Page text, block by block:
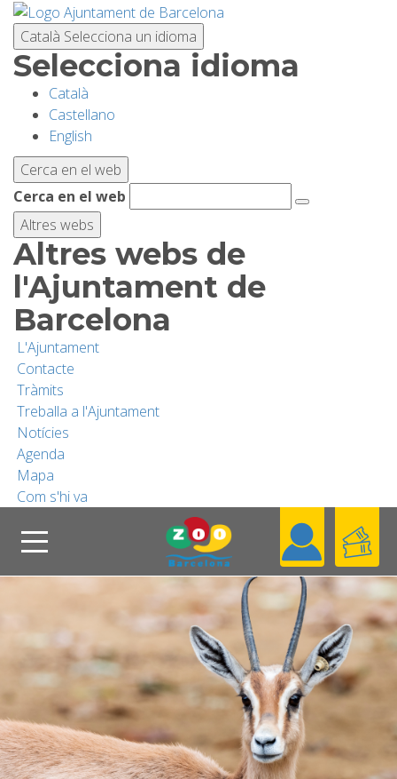
Català Selecciona un idioma
Selecciona idioma
Català
Castellano
English
Cerca en el web
Cerca en el web
Altres webs
Altres webs de
l'Ajuntament de
Barcelona
L'Ajuntament
Contacte
Tràmits
Treballa a l'Ajuntament
Notícies
Agenda
Mapa
Com s'hi va
Vés
contingut
PLANIFICA LA VISITA
BIODIVERSITAT
ACTIVITATS
ESCOLES
RECERCA I CONSERVACIÓ
SOSTENIBILITAT
COL·LABORA
FUNDACIÓ
Cerca
Header
CA
Blog
Contacta